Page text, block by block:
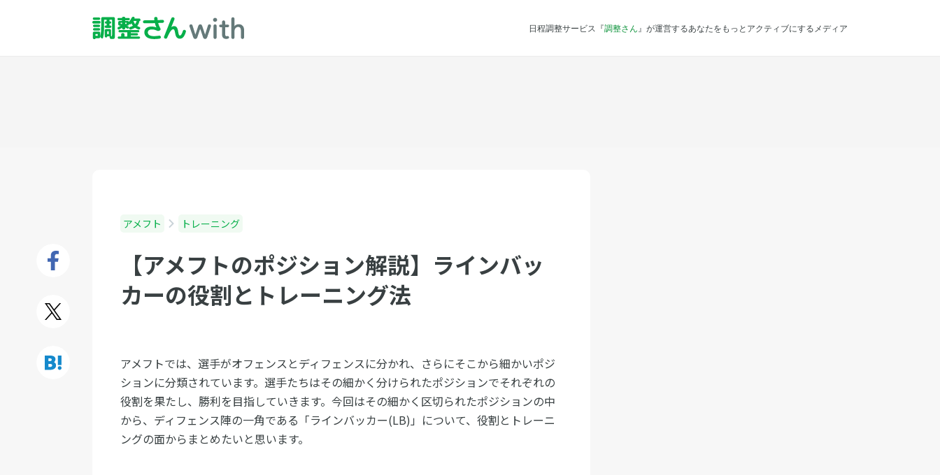
日程調整サービス『調整さん 』が運営するあなたをもっとアクティブにするメディア
アメフト トレーニング
【アメフトのポジション解説】ラインバッ
カーの役割とトレーニング法
アメフトでは、選手がオフェンスとディフェンスに分かれ、さらにそこから細かいポジ
ションに分類されています。選手たちはその細かく分けられたポジションでそれぞれの
役割を果たし、勝利を目指していきます。今回はその細かく区切られたポジションの中
から、ディフェンス陣の一角である「ラインバッカー(LB)」について、役割とトレーニ
ングの面からまとめたいと思います。